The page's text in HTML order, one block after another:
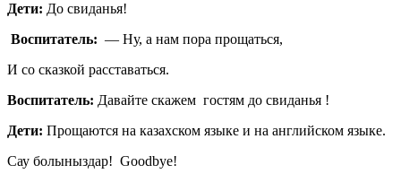
Дети: До свиданья!
Воспитатель: — Ну, а нам пора прощаться,
И со сказкой расставаться.
Воспитатель: Давайте скажем гостям до свиданья !
Дети: Прощаются на казахском языке и на английском языке.
Сау болыныздар! Goodbye!